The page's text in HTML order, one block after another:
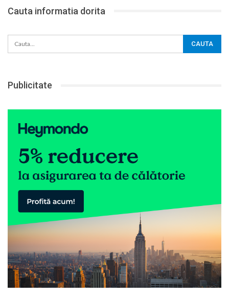
Cauta informatia dorita
Publicitate